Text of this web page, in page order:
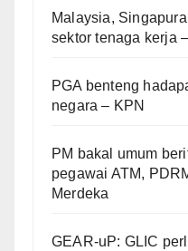
Malaysia,
sektor tenaga kerja
PGA benteng
negara – KPN
PM bakal umum
pegawai ATM,
Merdeka
GEAR-uP: GLIC